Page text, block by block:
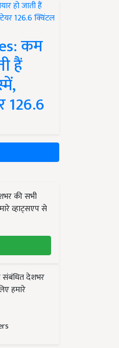
कम
हैं
126.6
की सभी
व्हाट्सएप से
संबंधित देशभर
हमारे